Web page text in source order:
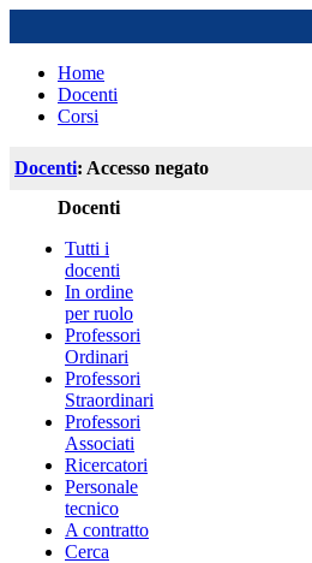
Home
Docenti
Corsi
Docenti: Accesso negato
Docenti
Tutti i
docenti
In ordine
per ruolo
Professori
Ordinari
Professori
Straordinari
Professori
Associati
Ricercatori
Personale
tecnico
A contratto
Cerca